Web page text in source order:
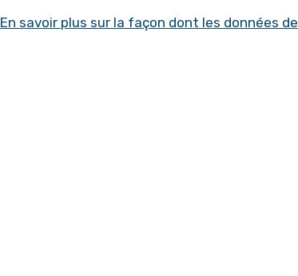
En savoir plus sur la façon dont les données de